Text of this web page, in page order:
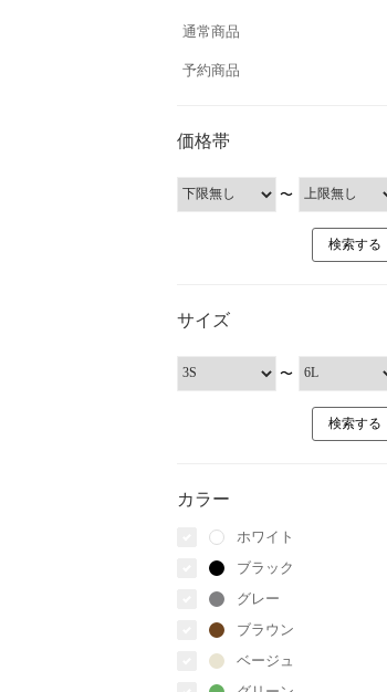
通常商品
予約商品
価格帯
〜
サイズ
〜
カラー
ホワイト
ブラック
グレー
ブラウン
ベージュ